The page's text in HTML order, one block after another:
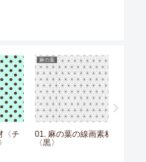
麻の葉
01. 麻の葉の線画素材